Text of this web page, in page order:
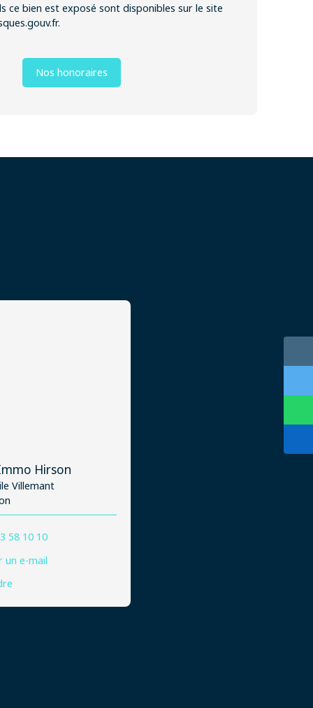
ce bien est exposé sont disponibles sur le site
Nos honoraires
Hirson
Villemant
58 10 10
un e-mail